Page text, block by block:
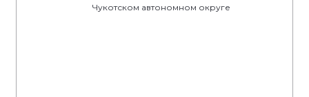
Чукотском автономном округе